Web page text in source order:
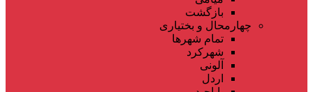
بازگشت
چهارمحال و بختیاری
تمام شهر‌ها
شهرکرد
آلونی
اردل